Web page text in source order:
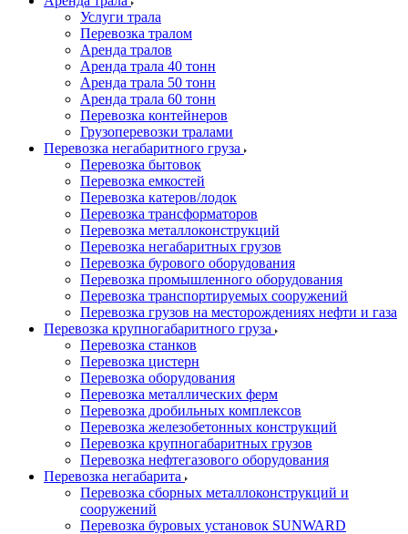
Услуги трала
Перевозка тралом
Аренда тралов
Аренда трала 40 тонн
Аренда трала 50 тонн
Аренда трала 60 тонн
Перевозка контейнеров
Грузоперевозки тралами
Перевозка негабаритного груза
Перевозка бытовок
Перевозка емкостей
Перевозка катеров/лодок
Перевозка трансформаторов
Перевозка металлоконструкций
Перевозка негабаритных грузов
Перевозка бурового оборудования
Перевозка промышленного оборудования
Перевозка транспортируемых сооружений
Перевозка грузов на месторождениях нефти и газа
Перевозка крупногабаритного груза
Перевозка станков
Перевозка цистерн
Перевозка оборудования
Перевозка металлических ферм
Перевозка дробильных комплексов
Перевозка железобетонных конструкций
Перевозка крупногабаритных грузов
Перевозка нефтегазового оборудования
Перевозка негабарита
Перевозка сборных металлоконструкций и
сооружений
Перевозка буровых установок SUNWARD